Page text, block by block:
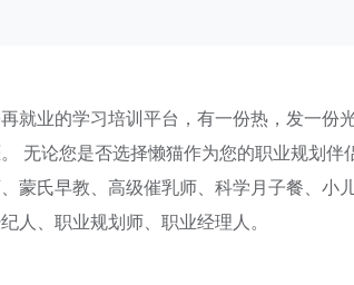
就业的学习培训平台，有一份热，发一份光
无论您是否选择懒猫作为您的职业规划伴
蒙氏早教、高级催乳师、科学月子餐、小
人、职业规划师、职业经理人。